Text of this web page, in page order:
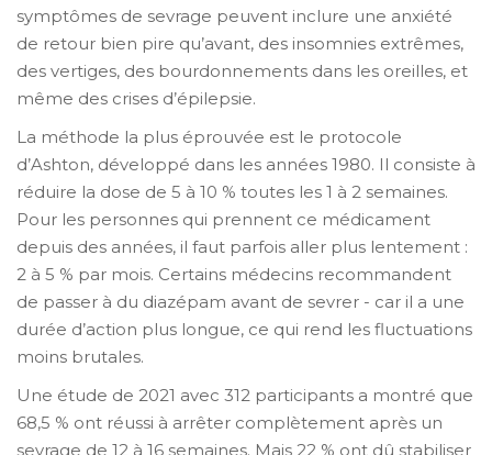
symptômes de sevrage peuvent inclure une anxiété
de retour bien pire qu’avant, des insomnies extrêmes,
des vertiges, des bourdonnements dans les oreilles, et
même des crises d’épilepsie.
La méthode la plus éprouvée est le protocole
d’Ashton, développé dans les années 1980. Il consiste à
réduire la dose de 5 à 10 % toutes les 1 à 2 semaines.
Pour les personnes qui prennent ce médicament
depuis des années, il faut parfois aller plus lentement :
2 à 5 % par mois. Certains médecins recommandent
de passer à du diazépam avant de sevrer - car il a une
durée d’action plus longue, ce qui rend les fluctuations
moins brutales.
Une étude de 2021 avec 312 participants a montré que
68,5 % ont réussi à arrêter complètement après un
sevrage de 12 à 16 semaines. Mais 22 % ont dû stabiliser